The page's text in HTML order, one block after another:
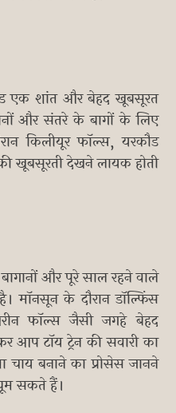
एक शांत और बेहद खूबसूरत
और संतरे के बागों के लिए
किलीयूर फॉल्स, यरकौड
खूबसूरती देखने लायक होती
और पूरे साल रहने वाले
मॉनसून के दौरान डॉल्फिंस
फॉल्स जैसी जगहे बेहद
टॉय ट्रेन की सवारी का
बनाने का प्रोसेस जानने
सकते हैं।